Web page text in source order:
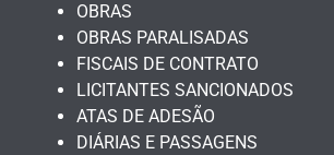
OBRAS
OBRAS PARALISADAS
FISCAIS DE CONTRATO
LICITANTES SANCIONADOS
ATAS DE ADESÃO
DIÁRIAS E PASSAGENS